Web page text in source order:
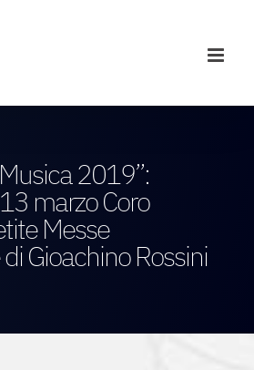
2019”:
marzo Coro
Messe
Gioachino Rossini